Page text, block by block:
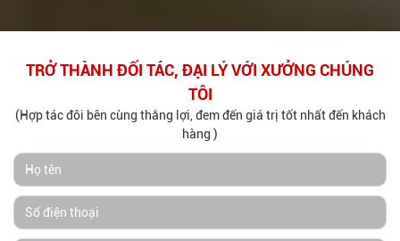
TRỞ THÀNH ĐỐI TÁC, ĐẠI LÝ VỚI XƯỞNG CHÚNG
TÔI
(Hợp tác đôi bên cùng thắng lợi, đem đến giá trị tốt nhất đến khách
hàng )